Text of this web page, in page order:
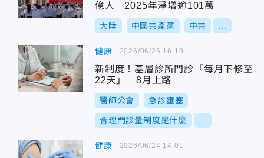
億人 2025年淨增逾101萬
大陸 中國共產黨 中共
健康
新制度！基層診所門診「每月下修至
22天」 8月上路
醫師公會 急診壅塞
合理門診量制度是什麼
2026/06/26 16:18
健康 2026/06/24 14:01